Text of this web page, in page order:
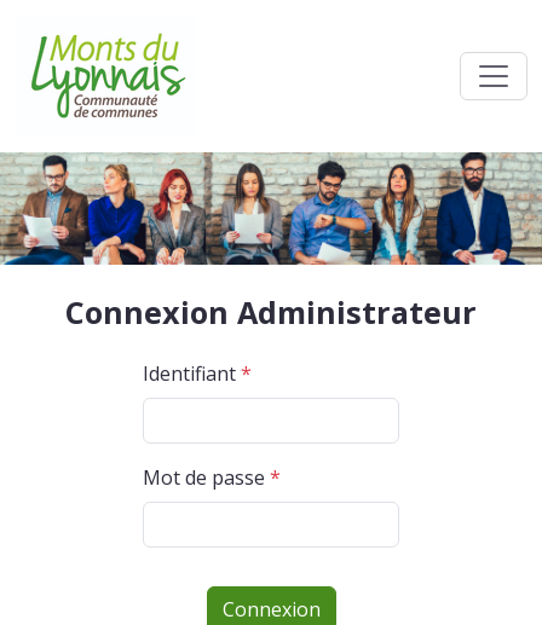
Connexion Administrateur
Identifiant*
Mot de passe *
Connexion